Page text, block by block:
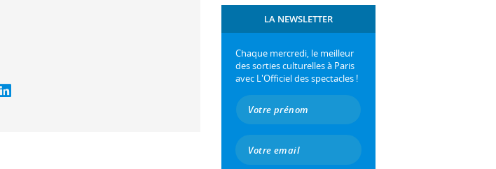
LA NEWSLETTER
Chaque mercredi, le meilleur
des sorties culturelles à Paris
avec L'Officiel des spectacles !